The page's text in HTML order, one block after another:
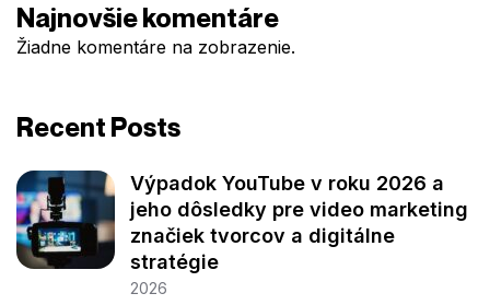
Najnovšie komentáre
Žiadne komentáre na zobrazenie.
Recent Posts
Výpadok YouTube v roku 2026 a
jeho dôsledky pre video marketing
značiek tvorcov a digitálne
stratégie
2026